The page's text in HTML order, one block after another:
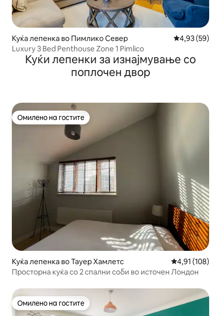
Куќа лепенка во Пимлико Север Просечна
4,93 (59)
Luxury 3 Bed Penthouse Zone 1 Pimlico
Куќи лепенки за изнајмување со
поплочен двор
Омилено на гостите
Омилено на гостите
Куќа лепенка во Тауер Хамлетс Просечна
4,91 (108)
Просторна куќа со 2 спални соби во источен Лондон
Омилено на гостите
Омилено на гостите